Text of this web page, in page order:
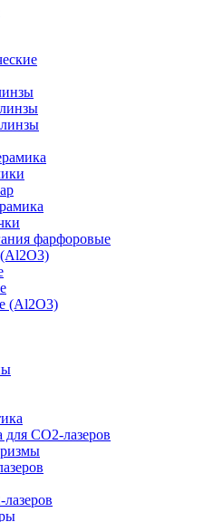
фарфоровые
(Al2O3)
CO2-лазеров